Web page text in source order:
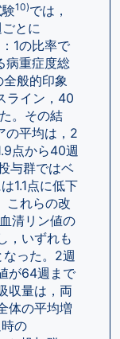
10)では，
とに
1の比率で
病重症度総
般的印象
ライン，40
。その結
の平均は，2
点から40週
与群ではベ
1.1点に低下
これらの改
清リン値の
，いずれも
った。2週
が64週まで
収量は，両
体の平均増
の